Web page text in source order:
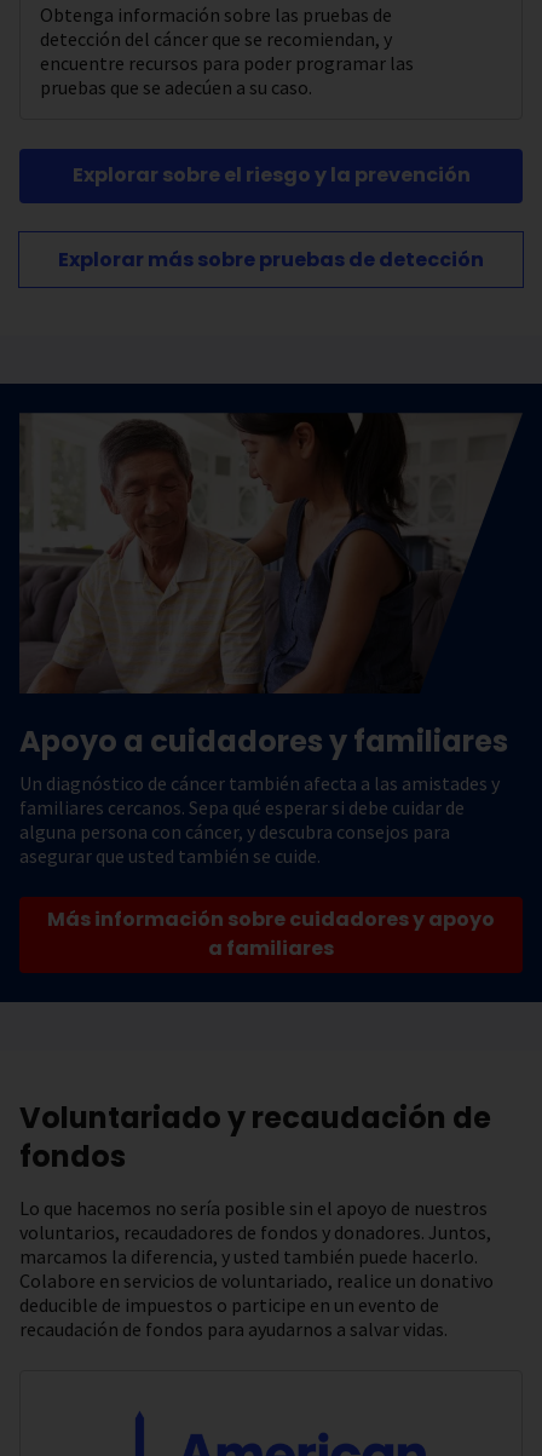
Obtenga información sobre las pruebas de
detección del cáncer que se recomiendan, y
encuentre recursos para poder programar las
pruebas que se adecúen a su caso.
Explorar sobre el riesgo y la prevención
Explorar más sobre pruebas de detección
Apoyo a cuidadores y familiares
Un diagnóstico de cáncer también afecta a las amistades y
familiares cercanos. Sepa qué esperar si debe cuidar de
alguna persona con cáncer, y descubra consejos para
asegurar que usted también se cuide.
Más información sobre cuidadores y apoyo
a familiares
Voluntariado y recaudación de
fondos
Lo que hacemos no sería posible sin el apoyo de nuestros
voluntarios, recaudadores de fondos y donadores. Juntos,
marcamos la diferencia, y usted también puede hacerlo.
Colabore en servicios de voluntariado, realice un donativo
deducible de impuestos o participe en un evento de
recaudación de fondos para ayudarnos a salvar vidas.